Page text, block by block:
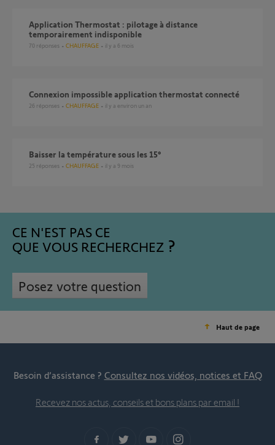
Application Thermostat : pilotage à distance
temporairement indisponible
70 réponses CHAUFFAGE il y a 6 mois
Connexion impossible application thermostat connecté
26 réponses CHAUFFAGE il y a environ un an
Baisser la température sous les 15°
25 réponses CHAUFFAGE il y a 9 mois
CE N'EST PAS CE
QUE VOUS RECHERCHEZ
Posez votre question
Haut de page
Besoin d’assistance ? Consultez nos vidéos, notices et FAQ
Recevez nos actus, conseils et bons plans par email !